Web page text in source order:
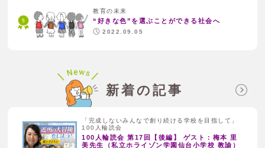
教育の未来
“好きな色”を選ぶことができる社会へ
2022.09.05
新着の記事
「完成しないみんなで創り続ける学校を目指して」
100人輪読会
100人輪読会 第17回【後編】 ゲスト：梅本 里
美先生（私立ホライゾン学園仙台小学校 教諭）